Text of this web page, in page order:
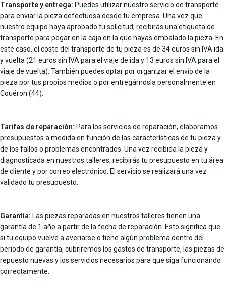
Transporte y entrega: Puedes utilizar nuestro servicio de transporte
para enviar la pieza defectuosa desde tu empresa. Una vez que
nuestro equipo haya aprobado tu solicitud, recibirás una etiqueta de
transporte para pegar en la caja en la que hayas embalado la pieza. En
este caso, el coste del transporte de tu pieza es de 34 euros sin IVA ida
y vuelta (21 euros sin IVA para el viaje de ida y 13 euros sin IVA para el
viaje de vuelta). También puedes optar por organizar el envío de la
pieza por tus propios medios o por entregárnosla personalmente en
Couëron (44).
Tarifas de reparación: Para los servicios de reparación, elaboramos
presupuestos a medida en función de las características de tu pieza y
de los fallos o problemas encontrados. Una vez recibida la pieza y
diagnosticada en nuestros talleres, recibirás tu presupuesto en tu área
de cliente y por correo electrónico. El servicio se realizará una vez
validado tu presupuesto.
Garantía: Las piezas reparadas en nuestros talleres tienen una
garantía de 1 año a partir de la fecha de reparación. Esto significa que
si tu equipo vuelve a averiarse o tiene algún problema dentro del
periodo de garantía, cubriremos los gastos de transporte, las piezas de
repuesto nuevas y los servicios necesarios para que siga funcionando
correctamente.